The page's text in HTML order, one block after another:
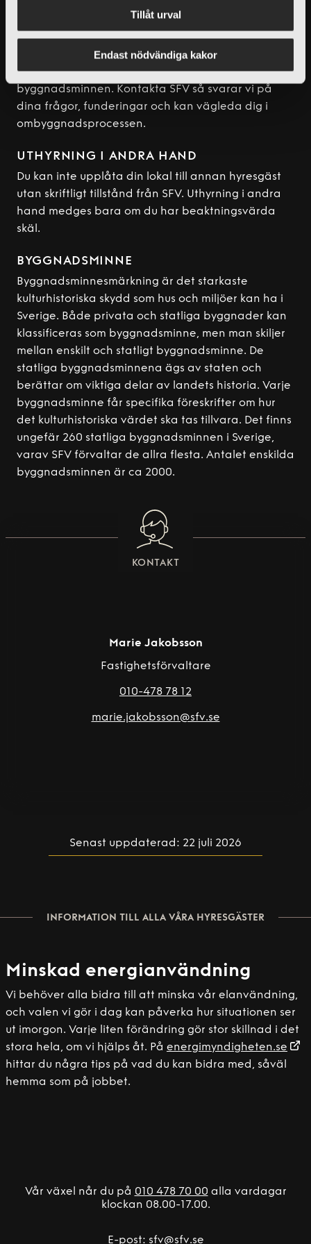
Tillåt urval
Endast nödvändiga kakor
Du måste alltid få SFV:s godkännande för alla
typer av ombyggnader i din lokal. Det gäller
oavsett om du vill göra en totalombyggnad eller
ska installera ny inredning. Detta är särskilt viktigt
att följa eftersom många av våra fastigheter är
byggnadsminnen. Kontakta SFV så svarar vi på
dina frågor, funderingar och kan vägleda dig i
ombyggnadsprocessen.
UTHYRNING I ANDRA HAND
Du kan inte upplåta din lokal till annan hyresgäst
utan skriftligt tillstånd från SFV. Uthyrning i andra
hand medges bara om du har beaktningsvärda
skäl.
BYGGNADSMINNE
Byggnadsminnesmärkning är det starkaste
kulturhistoriska skydd som hus och miljöer kan ha i
Sverige. Både privata och statliga byggnader kan
klassificeras som byggnadsminne, men man skiljer
mellan enskilt och statligt byggnadsminne. De
statliga byggnadsminnena ägs av staten och
berättar om viktiga delar av landets historia. Varje
byggnadsminne får specifika föreskrifter om hur
det kulturhistoriska värdet ska tas tillvara. Det finns
ungefär 260 statliga byggnadsminnen i Sverige,
varav SFV förvaltar de allra flesta. Antalet enskilda
byggnadsminnen är ca 2000.
KONTAKT
Marie Jakobsson
Fastighetsförvaltare
010-478 78 12
marie.jakobsson@sfv.se
Senast uppdaterad: 22 juli 2026
INFORMATION TILL ALLA VÅRA HYRESGÄSTER
Minskad energianvändning
Vi behöver alla bidra till att minska vår elanvändning,
och valen vi gör i dag kan påverka hur situationen ser
ut imorgon. Varje liten förändring gör stor skillnad i det
stora hela, om vi hjälps åt. På energimyndigheten.se
hittar du några tips på vad du kan bidra med, såväl
hemma som på jobbet.
Vår växel når du på 010 478 70 00 alla vardagar
klockan 08.00-17.00.
E-post: sfv@sfv.se